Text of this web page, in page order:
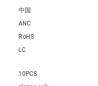
中国
ANC
RoHS
LC
10PCS